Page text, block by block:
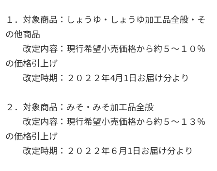
１．対象商品：しょうゆ・しょうゆ加工品全般・そ
の他商品
改定内容：現行希望小売価格から約５～１０％
の価格引上げ
改定時期：２０２２年4月1日お届け分より
２．対象商品：みそ・みそ加工品全般
改定内容：現行希望小売価格から約５～１３％
の価格引上げ
改定時期：２０２２年６月1日お届け分より